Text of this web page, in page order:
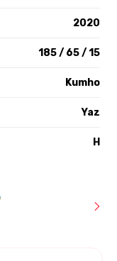
2020
185 / 65 / 15
Kumho
Yaz
H